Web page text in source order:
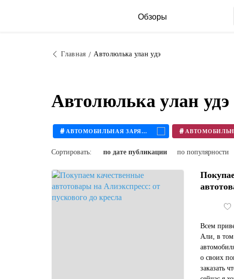
Обзоры
Главная Автолюлька улан удэ
Автолюлька улан
# АВТОМОБИЛЬНАЯ ЗАРЯДКА #
Сортировать: по дате публикации по популярности
Всем
Али, в том
о своих
заказать